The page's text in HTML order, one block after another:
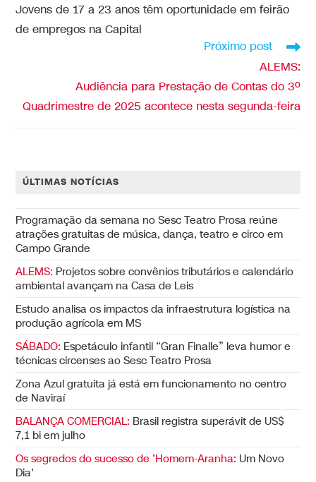
Jovens de 17 a 23 anos têm oportunidade em feirão
de empregos na Capital
Próximo post
ALEMS:
Audiência para Prestação de Contas do 3º
Quadrimestre de 2025 acontece nesta segunda-feira
ÚLTIMAS NOTÍCIAS
Programação da semana no Sesc Teatro Prosa reúne
atrações gratuitas de música, dança, teatro e circo em
Campo Grande
ALEMS: Projetos sobre convênios tributários e calendário
ambiental avançam na Casa de Leis
Estudo analisa os impactos da infraestrutura logística na
produção agrícola em MS
SÁBADO: Espetáculo infantil “Gran Finalle” leva humor e
técnicas circenses ao Sesc Teatro Prosa
Zona Azul gratuita já está em funcionamento no centro
de Naviraí
BALANÇA COMERCIAL: Brasil registra superávit de US$
7,1 bi em julho
Os segredos do sucesso de ‘Homem-Aranha: Um Novo
Dia’